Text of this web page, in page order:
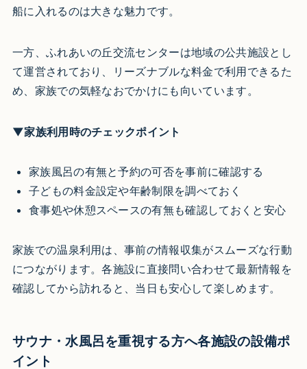
船に入れるのは大きな魅力です。
一方、ふれあいの丘交流センターは地域の公共施設とし
て運営されており、リーズナブルな料金で利用できるた
め、家族での気軽なおでかけにも向いています。
▼家族利用時のチェックポイント
家族風呂の有無と予約の可否を事前に確認する
子どもの料金設定や年齢制限を調べておく
食事処や休憩スペースの有無も確認しておくと安心
家族での温泉利用は、事前の情報収集がスムーズな行動
につながります。各施設に直接問い合わせて最新情報を
確認してから訪れると、当日も安心して楽しめます。
サウナ・水風呂を重視する方へ各施設の設備ポ
イント